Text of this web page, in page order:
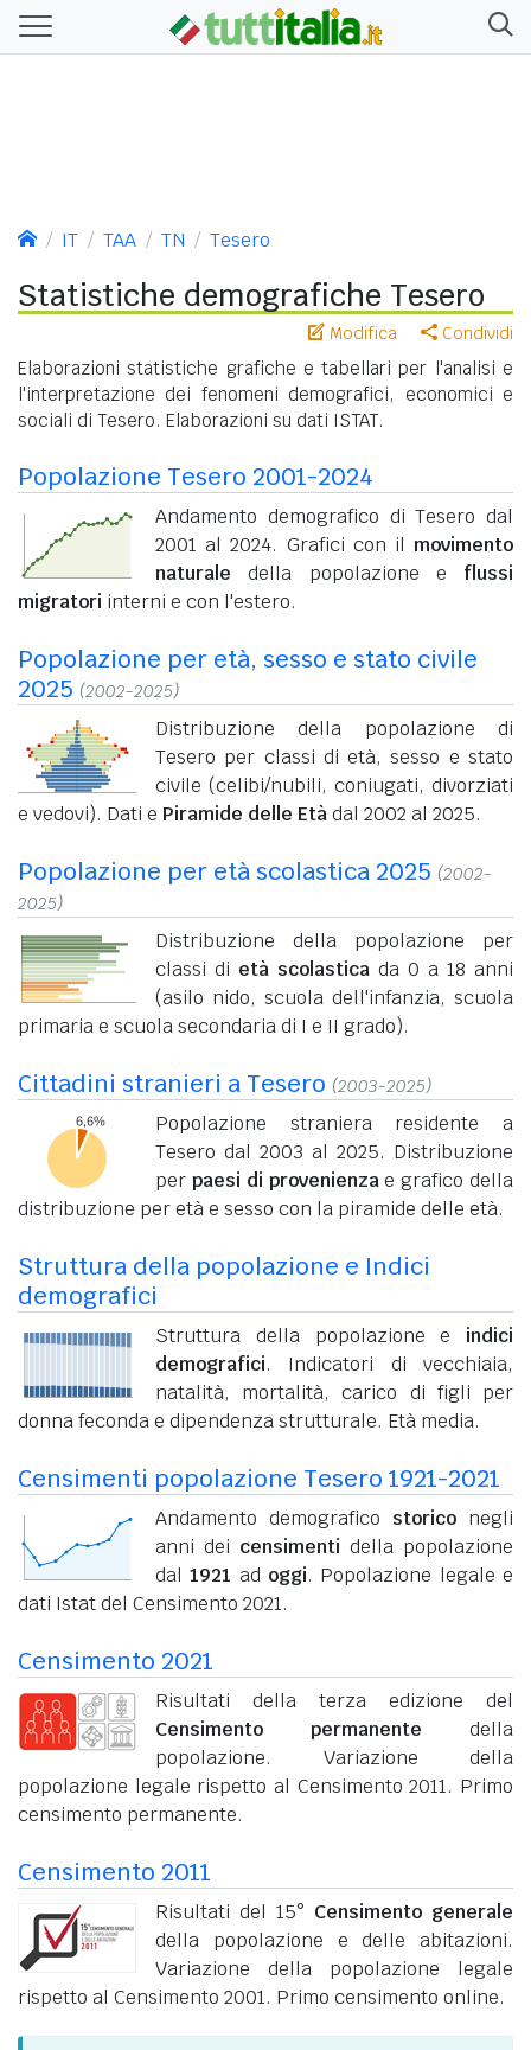
IT TAA TN Tesero
Statistiche demografiche Tesero
Modifica Condividi
Elaborazioni statistiche grafiche e tabellari per l'analisi e
l'interpretazione dei fenomeni demografici, economici e
sociali di Tesero. Elaborazioni su dati ISTAT.
Popolazione Tesero 2001-2024
Andamento demografico di Tesero dal
2001 al 2024. Grafici con il movimento
naturale della popolazione e flussi
migratori interni e con l'estero.
Popolazione per età, sesso e stato civile
2025 (2002-2025)
Distribuzione della popolazione di
Tesero per classi di età, sesso e stato
civile (celibi/nubili, coniugati, divorziati
e vedovi). Dati e Piramide delle Etàdal 2002 al 2025.
Popolazione per età scolastica 2025 (2002-
2025)
Distribuzione della popolazione per
classi di età scolastica da 0 a 18 anni
(asilo nido, scuola dell'infanzia, scuola
primaria e scuola secondaria di I e II grado).
Cittadini stranieri a Tesero (2003-2025)
Popolazione straniera residente a
Tesero dal 2003 al 2025. Distribuzione
per paesi di provenienzae grafico della
distribuzione per età e sesso con la piramide delle età.
Struttura della popolazione e Indici
demografici
Struttura della popolazione e indici
demografici. Indicatori di vecchiaia,
natalità, mortalità, carico di figli per
donna feconda e dipendenza strutturale. Età media.
Censimenti popolazione Tesero 1921-2021
Andamento demografico storico negli
anni dei censimenti della popolazione
dal1921 ad oggi. Popolazione legale e
dati Istat del Censimento 2021.
Censimento 2021
Risultati della terza edizione del
Censimento permanente della
popolazione. Variazione della
popolazione legale rispetto al Censimento 2011. Primo
censimento permanente.
Censimento 2011
Risultati del 15° Censimento generale
della popolazione e delle abitazioni.
Variazione della popolazione legale
rispetto al Censimento 2001. Primo censimento online.